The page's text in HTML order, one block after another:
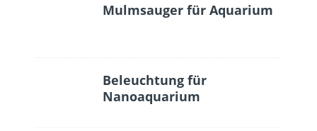
Mulmsauger für Aquarium
Beleuchtung für
Nanoaquarium